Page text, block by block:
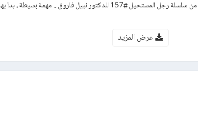
رواية المدرب – العدد مائة وسبعة وخمسون من سلسلة رجل المستحيل #157 للدكتور نبيل فاروق .. مهمة
عرض المزيد